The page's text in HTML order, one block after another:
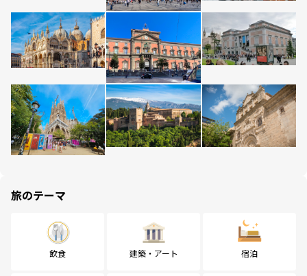
旅のテーマ
飲食 建築・アート 宿泊